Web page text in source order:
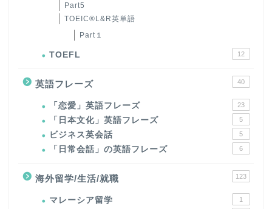
Part5
TOEIC®L&R英単語
Part１
TOEFL 12
英語フレーズ 40
「恋愛」英語フレーズ 23
「日本文化」英語フレーズ 5
ビジネス英会話 5
「日常会話」の英語フレーズ 6
海外留学/生活/就職 123
マレーシア留学 1